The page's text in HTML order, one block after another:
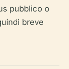
pubblico o
breve